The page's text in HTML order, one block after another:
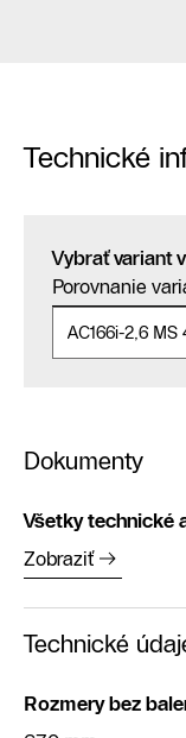
Technické
Vybrať variant
Porovnanie
Dokumenty
Všetky technické
Zobraziť
Technické
Rozmery bez